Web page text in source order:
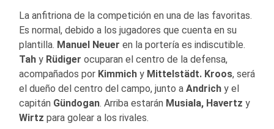
La anfitriona de la competición en una de las favoritas.
Es normal, debido a los jugadores que cuenta en su
plantilla. Manuel Neuer en la portería es indiscutible.
Tah y Rüdiger ocuparan el centro de la defensa,
acompañados por Kimmich y Mittelstädt. Kroos, será
el dueño del centro del campo, junto a Andrich y el
capitán Gündogan. Arriba estarán Musiala, Havertz y
Wirtz para golear a los rivales.